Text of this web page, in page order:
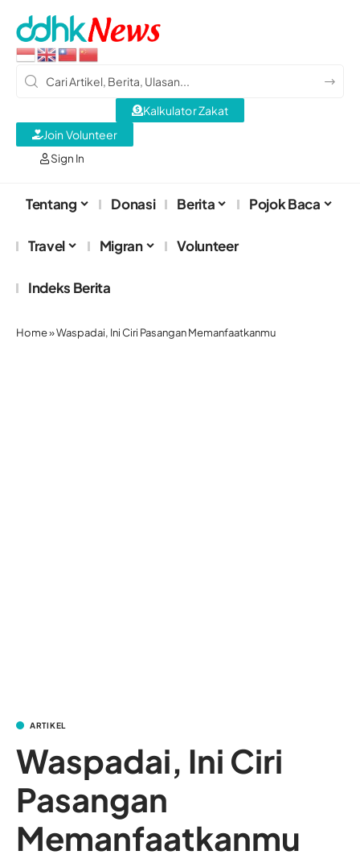
Sign In
Kalkulator Zakat
Join Volunteer
Tentang Donasi Berita Pojok Baca
Travel Migran Volunteer
Indeks Berita
Home»Waspadai, Ini Ciri Pasangan Memanfaatkanmu
ARTIKEL
Waspadai, Ini Ciri
Pasangan
Memanfaatkanmu